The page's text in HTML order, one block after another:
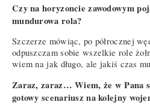
Czy na horyzoncie zawodowym
mundurowa rola?
Szczerze mówiąc, po półrocznej
odpuszczam sobie wszelkie role
wiem na jak długo, ale jakiś czas
Zaraz, zaraz… Wiem, że w Pana
gotowy scenariusz na kolejny